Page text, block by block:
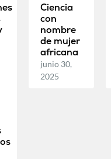
Ciencia
con
nombre
de mujer
africana
junio 30,
2025